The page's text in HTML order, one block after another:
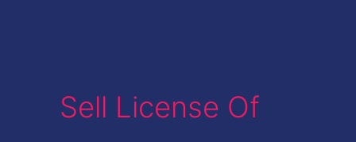
Sell License Of